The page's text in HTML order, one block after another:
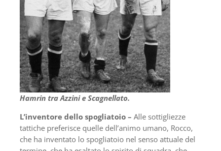
Hamrin tra Azzini e Scagnellato.
L’inventore dello spogliatoio – Alle sottigliezze
tattiche preferisce quelle dell’animo umano, Rocco,
che ha inventato lo spogliatoio nel senso attuale del